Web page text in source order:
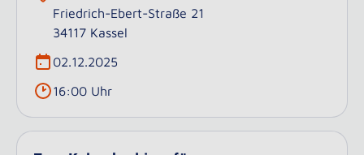
Friedrich-Ebert-Straße 21
34117 Kassel
02.12.2025
16:00 Uhr